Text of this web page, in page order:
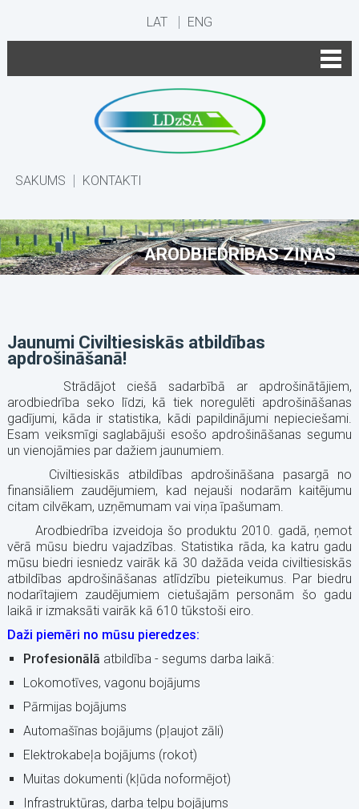
LAT ENG
SĀKUMS KONTAKTI
ARODBIEDRĪBAS ZIŅAS
Jaunumi Civiltiesiskās atbildības
apdrošināšanā!
Strādājot ciešā sadarbībā ar apdrošinātājiem,
arodbiedrība seko līdzi, kā tiek noregulēti apdrošināšanas
gadījumi, kāda ir statistika, kādi papildinājumi nepieciešami.
Esam veiksmīgi saglabājuši esošo apdrošināšanas segumu
un vienojāmies par dažiem jaunumiem.
Civiltiesiskās atbildības apdrošināšana pasargā no
finansiāliem zaudējumiem, kad nejauši nodarām kaitējumu
citam cilvēkam, uzņēmumam vai viņa īpašumam.
Arodbiedrība izveidoja šo produktu 2010. gadā, ņemot
vērā mūsu biedru vajadzības. Statistika rāda, ka katru gadu
mūsu biedri iesniedz vairāk kā 30 dažāda veida civiltiesiskās
atbildības apdrošināšanas atlīdzību pieteikumus. Par biedru
nodarītajiem zaudējumiem cietušajām personām šo gadu
laikā ir izmaksāti vairāk kā 610 tūkstoši eiro.
Daži piemēri no mūsu pieredzes:
Profesionālā atbildība - segums darba laikā:
Lokomotīves, vagonu bojājums
Pārmijas bojājums
Automašīnas bojājums (pļaujot zāli)
Elektrokabeļa bojājums (rokot)
Muitas dokumenti (kļūda noformējot)
Infrastruktūras, darba telpu bojājums